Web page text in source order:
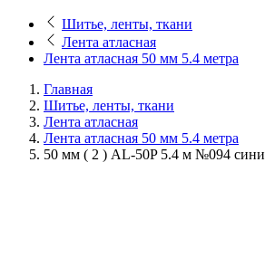
Шитье, ленты, ткани
Лента атласная
Лента атласная 50 мм 5.4 метра
Главная
Шитье, ленты, ткани
Лента атласная
Лента атласная 50 мм 5.4 метра
50 мм ( 2 ) AL-50P 5.4 м №094